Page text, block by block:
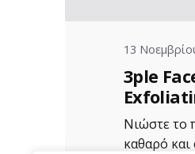
13
3ple
Νιώστε το
καθαρό